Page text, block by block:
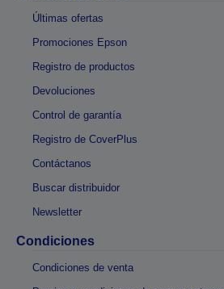
Últimas ofertas
Promociones Epson
Registro de productos
Devoluciones
Control de garantía
Registro de CoverPlus
Contáctanos
Buscar distribuidor
Newsletter
Condiciones
Condiciones de venta